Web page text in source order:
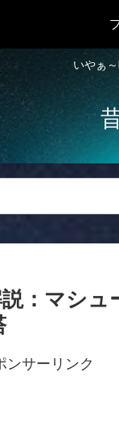
いやぁ
：マシ
ンサーリンク